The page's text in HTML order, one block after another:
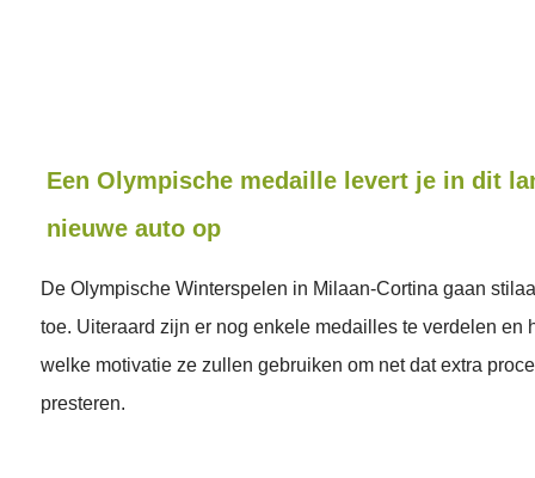
Een Olympische medaille levert je in dit
nieuwe auto op
De Olympische Winterspelen in Milaan-Cortina gaan
toe. Uiteraard zijn er nog enkele medailles te verdelen en
welke motivatie ze zullen gebruiken om net dat extra
presteren.